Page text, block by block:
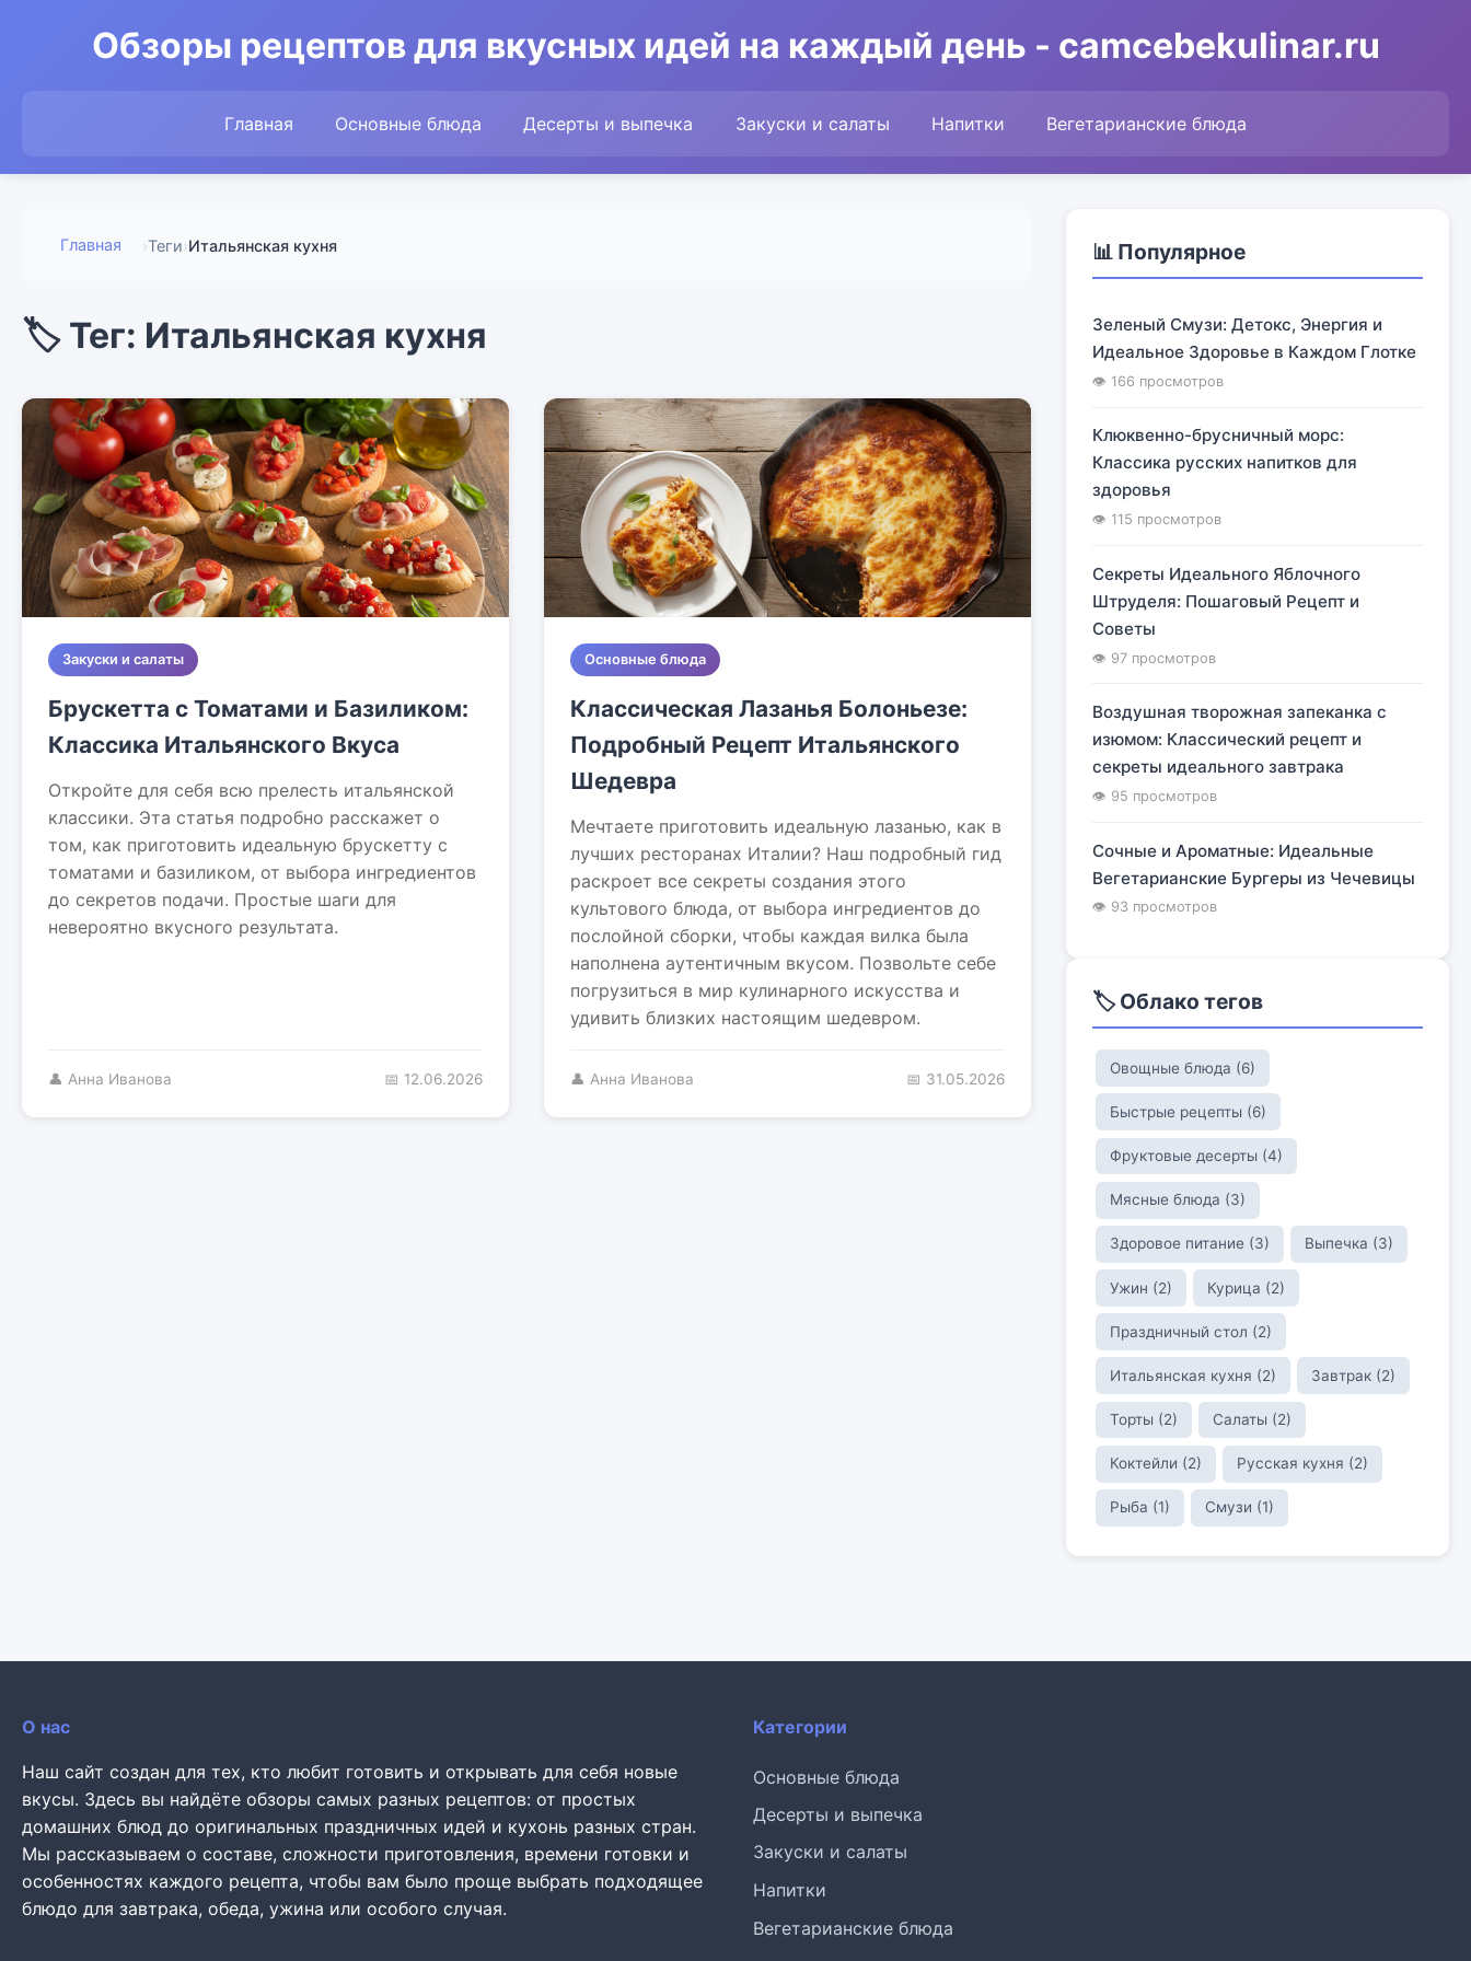
Обзоры рецептов для вкусных идей на каждый день - camcebekulinar.ru
Главная Основные блюда Десерты и выпечка Закуски и салаты Напитки Вегетарианские блюда
Главная ›Теги›Итальянская кухня
🏷️ Тег: Итальянская кухня
Закуски и салаты
Брускетта с Томатами и Базиликом:
Классика Итальянского Вкуса
Откройте для себя всю прелесть итальянской
классики. Эта статья подробно расскажет о
том, как приготовить идеальную брускетту с
томатами и базиликом, от выбора ингредиентов
до секретов подачи. Простые шаги для
невероятно вкусного результата.
👤 Анна Иванова 📅 12.06.2026
Основные блюда
Классическая Лазанья Болоньезе:
Подробный Рецепт Итальянского
Шедевра
Мечтаете приготовить идеальную лазанью, как в
лучших ресторанах Италии? Наш подробный гид
раскроет все секреты создания этого
культового блюда, от выбора ингредиентов до
послойной сборки, чтобы каждая вилка была
наполнена аутентичным вкусом. Позвольте себе
погрузиться в мир кулинарного искусства и
удивить близких настоящим шедевром.
👤 Анна Иванова 📅 31.05.2026
📊 Популярное
Зеленый Смузи: Детокс, Энергия и
Идеальное Здоровье в Каждом Глотке
👁 166 просмотров
Клюквенно-брусничный морс:
Классика русских напитков для
здоровья
👁 115 просмотров
Секреты Идеального Яблочного
Штруделя: Пошаговый Рецепт и
Советы
👁 97 просмотров
Воздушная творожная запеканка с
изюмом: Классический рецепт и
секреты идеального завтрака
👁 95 просмотров
Сочные и Ароматные: Идеальные
Вегетарианские Бургеры из Чечевицы
👁 93 просмотров
🏷️ Облако тегов
Овощные блюда (6)
Быстрые рецепты (6)
Фруктовые десерты (4)
Мясные блюда (3)
Здоровое питание (3) Выпечка (3)
Ужин (2) Курица (2)
Праздничный стол (2)
Итальянская кухня (2) Завтрак (2)
Торты (2) Салаты (2)
Коктейли (2) Русская кухня (2)
Рыба (1) Смузи (1)
О нас
Наш сайт создан для тех, кто любит готовить и открывать для себя новые
вкусы. Здесь вы найдёте обзоры самых разных рецептов: от простых
домашних блюд до оригинальных праздничных идей и кухонь разных стран.
Мы рассказываем о составе, сложности приготовления, времени готовки и
особенностях каждого рецепта, чтобы вам было проще выбрать подходящее
блюдо для завтрака, обеда, ужина или особого случая.
Категории
Основные блюда
Десерты и выпечка
Закуски и салаты
Напитки
Вегетарианские блюда